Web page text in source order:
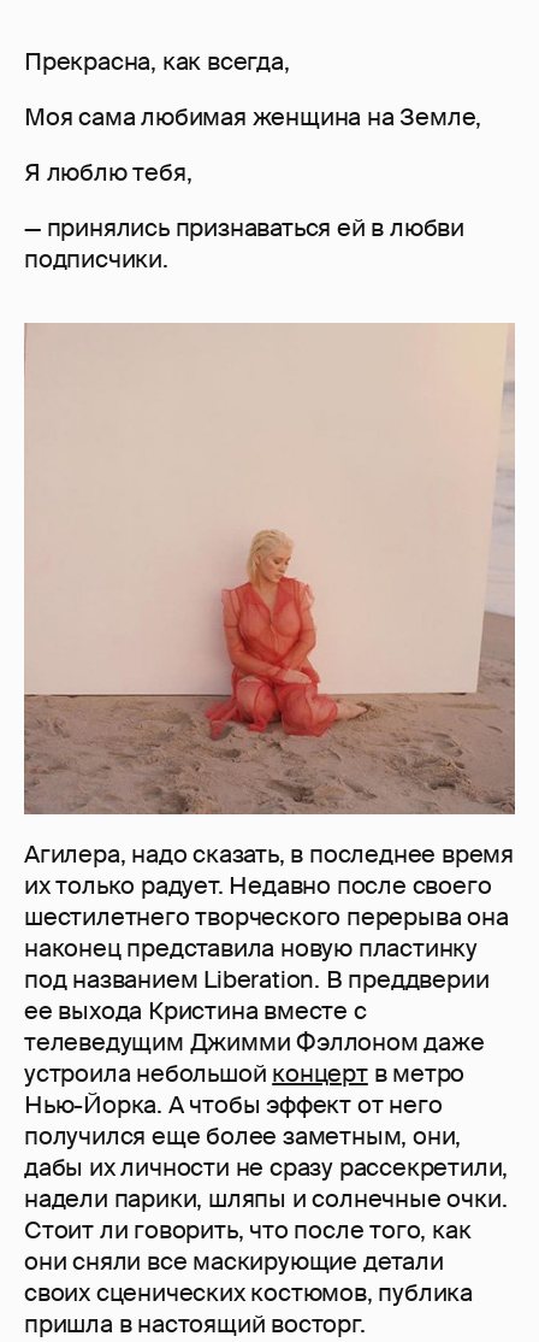
Прекрасна, как всегда,
Моя сама любимая женщина на Земле,
Я люблю тебя,
— принялись признаваться ей в любви
подписчики.
Агилера, надо сказать, в последнее время
их только радует. Недавно после своего
шестилетнего творческого перерыва она
наконец представила новую пластинку
под названием Liberation. В преддверии
ее выхода Кристина вместе с
телеведущим Джимми Фэллоном даже
устроила небольшой концертв метро
Нью-Йорка. А чтобы эффект от него
получился еще более заметным, они,
дабы их личности не сразу рассекретили,
надели парики, шляпы и солнечные очки.
Стоит ли говорить, что после того, как
они сняли все маскирующие детали
своих сценических костюмов, публика
пришла в настоящий восторг.